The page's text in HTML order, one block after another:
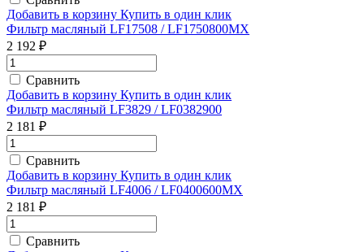
Добавить в корзину Купить в один клик
Фильтр масляный LF17508 / LF1750800MX
2 192 ₽
Сравнить
Добавить в корзину Купить в один клик
Фильтр масляный LF3829 / LF0382900
2 181 ₽
Сравнить
Добавить в корзину Купить в один клик
Фильтр масляный LF4006 / LF0400600MX
2 181 ₽
Сравнить